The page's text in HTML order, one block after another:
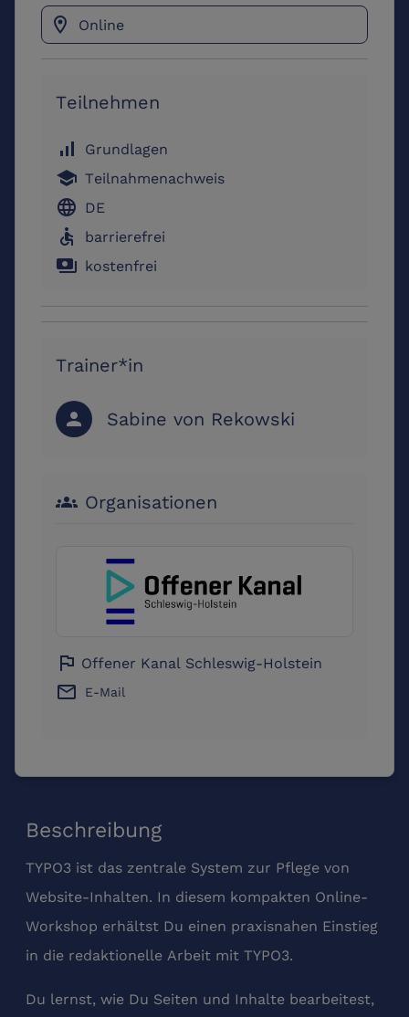
Beschreibung
TYPO3 ist das zentrale System zur Pflege von
Website-Inhalten. In diesem kompakten Online-
Workshop erhältst Du einen praxisnahen Einstieg
in die redaktionelle Arbeit mit TYPO3.
Du lernst, wie Du Seiten und Inhalte bearbeitest,
location_on Online
Teilnehmen
signal_cellular_alt Grundlagen
school Teilnahmenachweis
language DE
accessible barrierefrei
payments kostenfrei
Trainer*in
person Sabine von Rekowski
groups Organisationen
flag Offener Kanal Schleswig-Holstein
email E-Mail